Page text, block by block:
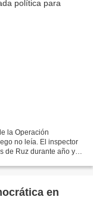
la Operación
no leía. El inspector
de Ruz durante año y
en